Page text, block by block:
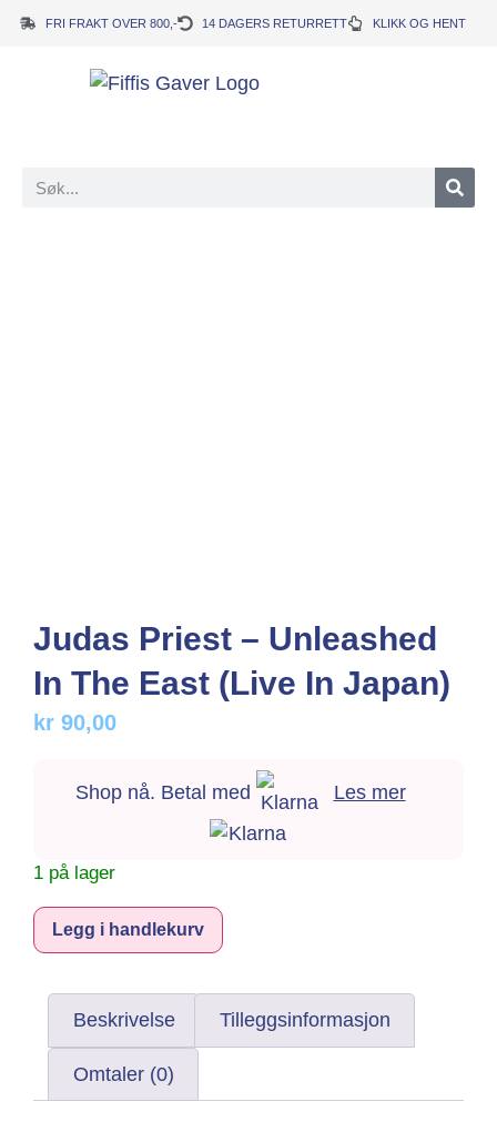
FRI FRAKT OVER 800,- 14 DAGERS RETURRETT KLIKK OG HENT
Judas Priest – Unleashed
In The East (Live In Japan)
kr 90,00
Shop nå. Betal med Les mer
1 på lager
Legg i handlekurv
Beskrivelse Tilleggsinformasjon
Omtaler (0)